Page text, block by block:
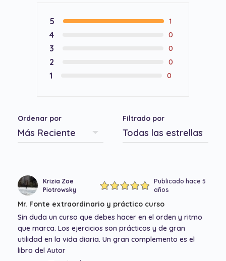
5 1
4 0
3 0
2 0
1 0
Ordenar por Filtrado por
Krizia Zoe
Piotrowsky
Publicado hace 5
años
Mr. Fonte extraordinario y práctico curso
Sin duda un curso que debes hacer en el orden y ritmo
que marca. Los ejercicios son prácticos y de gran
utilidad en la vida diaria. Un gran complemento es el
libro del Autor